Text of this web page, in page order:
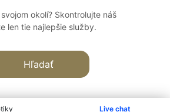
Live chat
okolí? Skontrolujte náš
len tie najlepšie služby.
Hľadať